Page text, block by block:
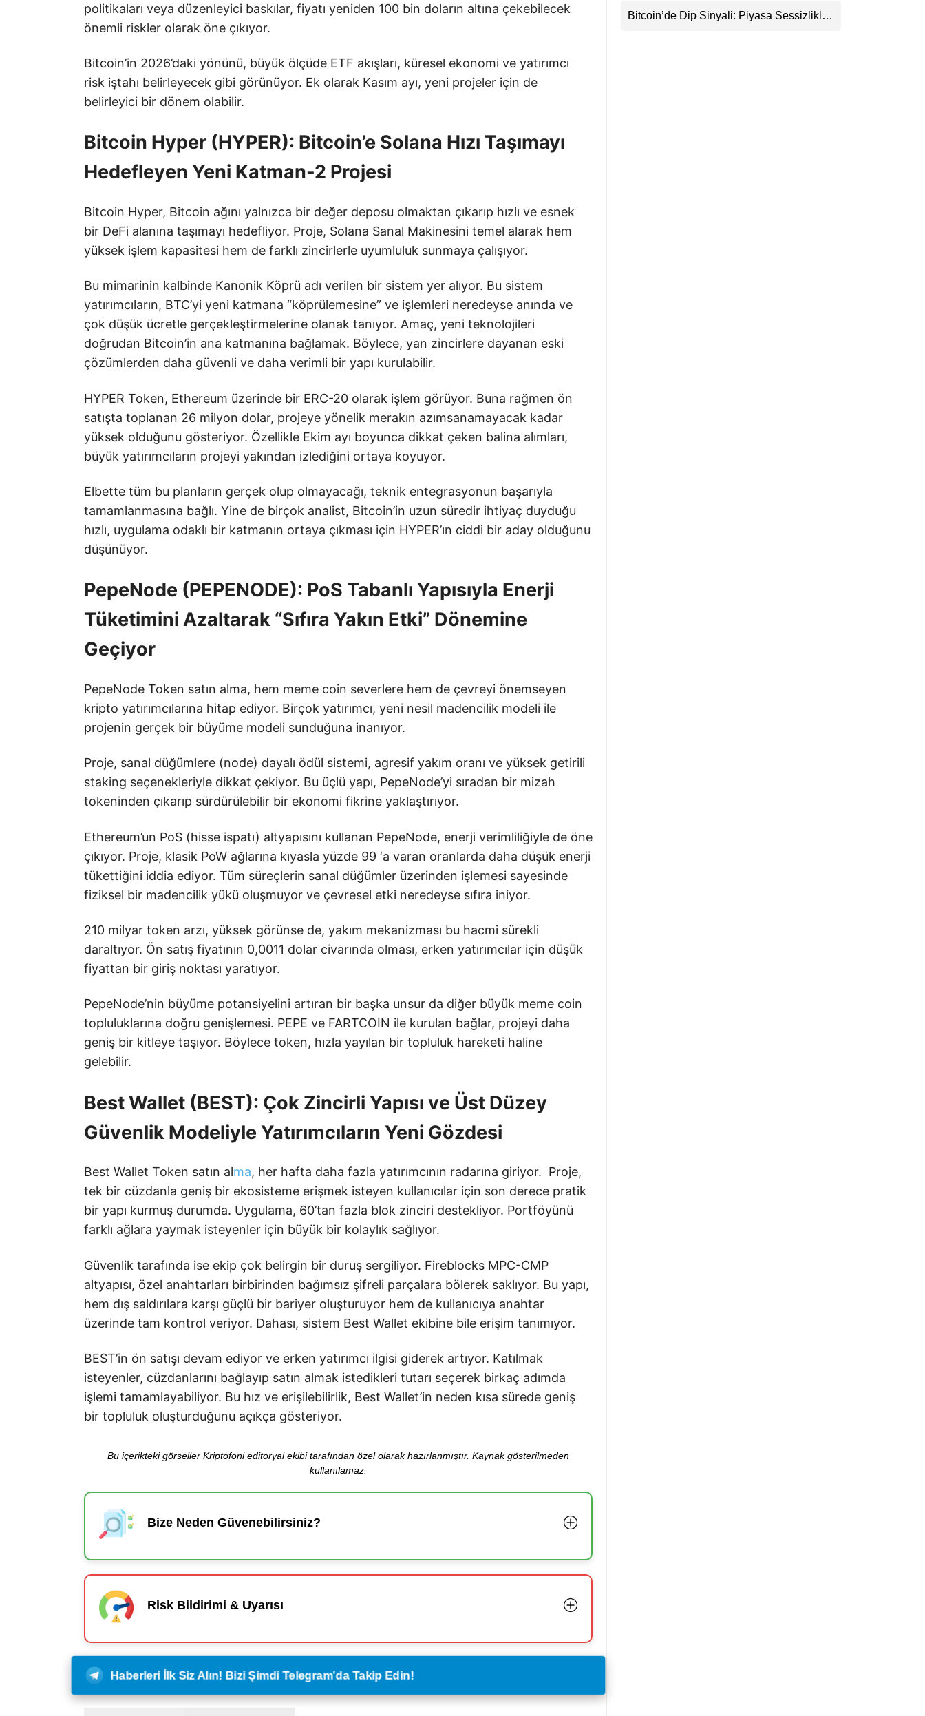
politikaları veya düzenleyici baskılar, fiyatı yeniden 100 bin doların altına çekebilecek
önemli riskler olarak öne çıkıyor.
Bitcoin’in 2026’daki yönünü, büyük ölçüde ETF akışları, küresel ekonomi ve yatırımcı
risk iştahı belirleyecek gibi görünüyor. Ek olarak Kasım ayı, yeni projeler için de
belirleyici bir dönem olabilir.
Bitcoin Hyper (HYPER): Bitcoin’e Solana Hızı Taşımayı
Hedefleyen Yeni Katman-2 Projesi
Bitcoin Hyper, Bitcoin ağını yalnızca bir değer deposu olmaktan çıkarıp hızlı ve esnek
bir DeFi alanına taşımayı hedefliyor. Proje, Solana Sanal Makinesini temel alarak hem
yüksek işlem kapasitesi hem de farklı zincirlerle uyumluluk sunmaya çalışıyor.
Bu mimarinin kalbinde Kanonik Köprü adı verilen bir sistem yer alıyor. Bu sistem
yatırımcıların, BTC’yi yeni katmana “köprülemesine” ve işlemleri neredeyse anında ve
çok düşük ücretle gerçekleştirmelerine olanak tanıyor. Amaç, yeni teknolojileri
doğrudan Bitcoin’in ana katmanına bağlamak. Böylece, yan zincirlere dayanan eski
çözümlerden daha güvenli ve daha verimli bir yapı kurulabilir.
HYPER Token, Ethereum üzerinde bir ERC-20 olarak işlem görüyor. Buna rağmen ön
satışta toplanan 26 milyon dolar, projeye yönelik merakın azımsanamayacak kadar
yüksek olduğunu gösteriyor. Özellikle Ekim ayı boyunca dikkat çeken balina alımları,
büyük yatırımcıların projeyi yakından izlediğini ortaya koyuyor.
Elbette tüm bu planların gerçek olup olmayacağı, teknik entegrasyonun başarıyla
tamamlanmasına bağlı. Yine de birçok analist, Bitcoin’in uzun süredir ihtiyaç duyduğu
hızlı, uygulama odaklı bir katmanın ortaya çıkması için HYPER’ın ciddi bir aday olduğunu
düşünüyor.
PepeNode (PEPENODE): PoS Tabanlı Yapısıyla Enerji
Tüketimini Azaltarak “Sıfıra Yakın Etki” Dönemine
Geçiyor
PepeNode Token satın alma, hem meme coin severlere hem de çevreyi önemseyen
kripto yatırımcılarına hitap ediyor. Birçok yatırımcı, yeni nesil madencilik modeli ile
projenin gerçek bir büyüme modeli sunduğuna inanıyor.
Proje, sanal düğümlere (node) dayalı ödül sistemi, agresif yakım oranı ve yüksek getirili
staking seçenekleriyle dikkat çekiyor. Bu üçlü yapı, PepeNode’yi sıradan bir mizah
tokeninden çıkarıp sürdürülebilir bir ekonomi fikrine yaklaştırıyor.
Ethereum’un PoS (hisse ispatı) altyapısını kullanan PepeNode, enerji verimliliğiyle de öne
çıkıyor. Proje, klasik PoW ağlarına kıyasla yüzde 99 ‘a varan oranlarda daha düşük enerji
tükettiğini iddia ediyor. Tüm süreçlerin sanal düğümler üzerinden işlemesi sayesinde
fiziksel bir madencilik yükü oluşmuyor ve çevresel etki neredeyse sıfıra iniyor.
210 milyar token arzı, yüksek görünse de, yakım mekanizması bu hacmi sürekli
daraltıyor. Ön satış fiyatının 0,0011 dolar civarında olması, erken yatırımcılar için düşük
fiyattan bir giriş noktası yaratıyor.
PepeNode’nin büyüme potansiyelini artıran bir başka unsur da diğer büyük meme coin
topluluklarına doğru genişlemesi. PEPE ve FARTCOIN ile kurulan bağlar, projeyi daha
geniş bir kitleye taşıyor. Böylece token, hızla yayılan bir topluluk hareketi haline
gelebilir.
Best Wallet (BEST): Çok Zincirli Yapısı ve Üst Düzey
Güvenlik Modeliyle Yatırımcıların Yeni Gözdesi
Best Wallet Token satın alma, her hafta daha fazla yatırımcının radarına giriyor. Proje,
tek bir cüzdanla geniş bir ekosisteme erişmek isteyen kullanıcılar için son derece pratik
bir yapı kurmuş durumda. Uygulama, 60’tan fazla blok zinciri destekliyor. Portföyünü
farklı ağlara yaymak isteyenler için büyük bir kolaylık sağlıyor.
Güvenlik tarafında ise ekip çok belirgin bir duruş sergiliyor. Fireblocks MPC-CMP
altyapısı, özel anahtarları birbirinden bağımsız şifreli parçalara bölerek saklıyor. Bu yapı,
hem dış saldırılara karşı güçlü bir bariyer oluşturuyor hem de kullanıcıya anahtar
üzerinde tam kontrol veriyor. Dahası, sistem Best Wallet ekibine bile erişim tanımıyor.
BEST’in ön satışı devam ediyor ve erken yatırımcı ilgisi giderek artıyor. Katılmak
isteyenler, cüzdanlarını bağlayıp satın almak istedikleri tutarı seçerek birkaç adımda
işlemi tamamlayabiliyor. Bu hız ve erişilebilirlik, Best Wallet’in neden kısa sürede geniş
bir topluluk oluşturduğunu açıkça gösteriyor.
Bu içerikteki görseller Kriptofoni editoryal ekibi tarafından özel olarak hazırlanmıştır. Kaynak gösterilmeden
kullanılamaz.
Bize Neden Güvenebilirsiniz?
Risk Bildirimi & Uyarısı
Haberleri İlk Siz Alın! Bizi Şimdi Telegram'da Takip Edin!
Destekledi
Bitcoin’de Dip Sinyali: Piyasa Sessizlikle